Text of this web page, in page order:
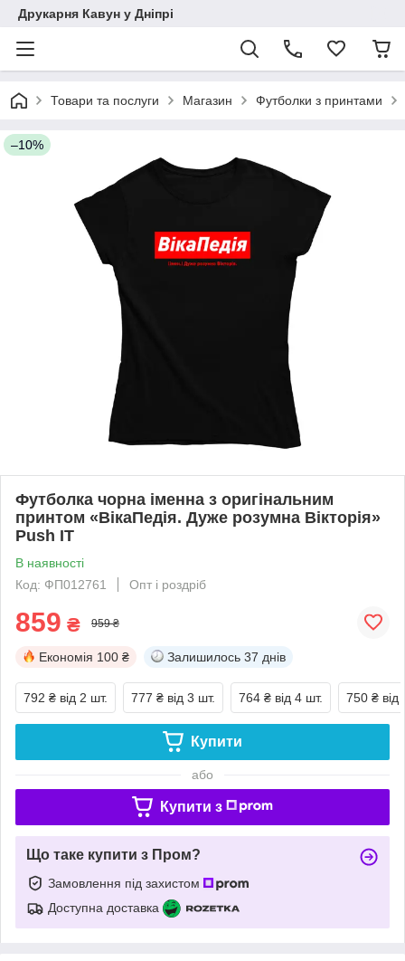
Друкарня Кавун у Дніпрі
Товари та послуги Магазин Футболки з принтами
–10%
Футболка чорна іменна з оригінальним
принтом «ВікаПедія. Дуже розумна Вікторія»
Push IT
В наявності
Код: ФП012761
Опт і роздріб
859 ₴ 959 ₴
Економія 100 ₴ Залишилось 37 днів
792 ₴ від 2 шт. 777 ₴ від 3 шт. 764 ₴ від 4 шт. 750 ₴ від
Купити
або
Купити з
Що таке купити з Пром?
Замовлення під захистом
Доступна доставка